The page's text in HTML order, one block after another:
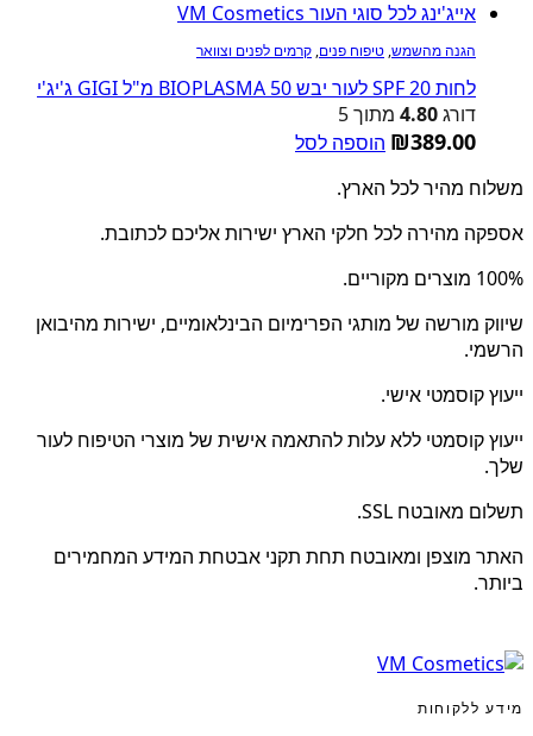
הגנה מהשמש, טיפוח פנים, קרמים לפנים וצוואר
לחות 20 SPF לעור יבש BIOPLASMA 50 מ"ל GIGI ג'יג'י
דורג4.80 מתוך 5
₪389.00
הוספה לסל
משלוח מהיר לכל הארץ.
אספקה מהירה לכל חלקי הארץ ישירות אליכם לכתובת.
100% מוצרים מקוריים.
שיווק מורשה של מותגי הפרימיום הבינלאומיים, ישירות מהיבואן
הרשמי.
ייעוץ קוסמטי אישי.
ייעוץ קוסמטי ללא עלות להתאמה אישית של מוצרי הטיפוח לעור
שלך.
תשלום מאובטח SSL.
האתר מוצפן ומאובטח תחת תקני אבטחת המידע המחמירים
ביותר.
מידע ללקוחות